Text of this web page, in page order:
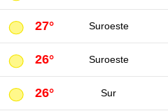
27° Suroeste
26° Suroeste
26° Sur